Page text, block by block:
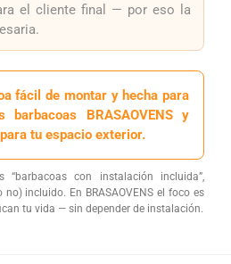
el cliente final — por eso la
fácil de montar y hecha para
barbacoas BRASAOVENS y
tu espacio exterior.
con instalación incluida”,
incluido. En BRASAOVENS el foco es
tu vida — sin depender de instalación.